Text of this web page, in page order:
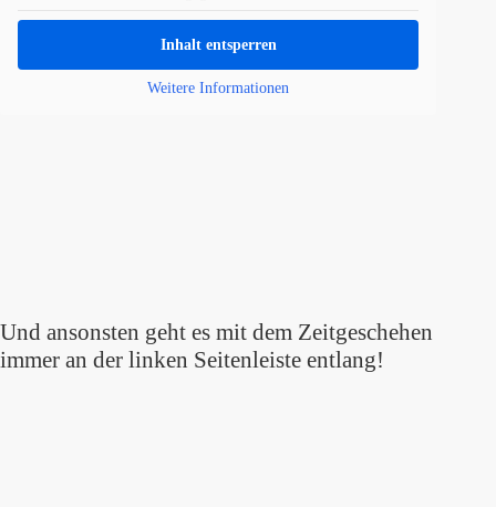
Inhalt entsperren
Weitere Informationen
Und ansonsten geht es mit dem Zeitgeschehen
immer an der linken Seitenleiste entlang!